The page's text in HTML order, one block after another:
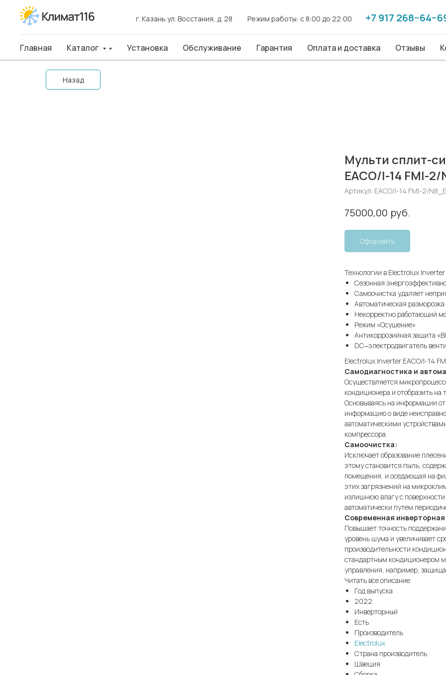
г. Казань ул. Восстания, д. 28 Режим работы: с 8:00 до 22:00 +7 917
Главная Каталог Установка Обслуживание Гарантия Оплата и доставка Отзывы
г. Казань ул. Восстания, д. 28 Режим работы: с 8:00 до 22:00 +7 917
Главная Каталог Установка Обслуживание Гарантия Оплата и доставка Отзывы
Назад
Мульти сплит-
EACO/I-14 FMI-2/
Артикул: EACO/I-14 FMI-2/
75000,00 руб.
Оформить
Технологии в Electrolux
Сезонная
Самоочистка удаляет
Автоматическая
Некорректно работающий
Режим «Осушение»
Антикоррозийная защита
DC‒электродвигатель
Electrolux Inverter EACO/I-14
Самодиагностика и
Осуществляется
кондиционера и отобразить на
Основываясь на информации от
информацию о виде
автоматическими
компрессора.
Самоочистка:
Исключает образование
этому становится пыль,
помещения, и оседающая на
этих загрязнений на
излишнюю влагу с
автоматически путем
Современная
Повышает точность
уровень шума и увеличивает
производительности
стандартным кондиционером
управления, например,
Читать все описание
Год выпуска
2022
Инверторный
Есть
Производитель
Electrolux
Страна производитель
Швеция